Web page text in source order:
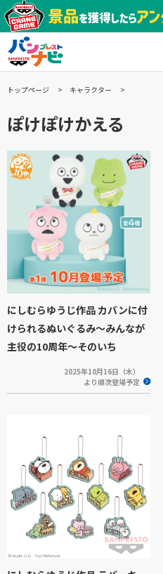
トップページ キャラクター
ぽけぽけかえる
にしむらゆうじ作品 カバンに付
けられるぬいぐるみ～みんなが
主役の10周年～そのいち
2025年10月16日（木）
より順次登場予定